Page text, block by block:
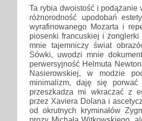
Ta rybia dwoistość i
różnorodność upodobań
wyrafinowanego Mozarta i
piosenki francuskiej i
mnie tajemniczy świat
Sówki, uwodzi mnie
perwersyjność Helmuta
Nasierowskiej, w modzie
minimalizm, daję się
przeszkadza mi wkraczać z
przez Xaviera Dolana i
od okrutnych kryminałów